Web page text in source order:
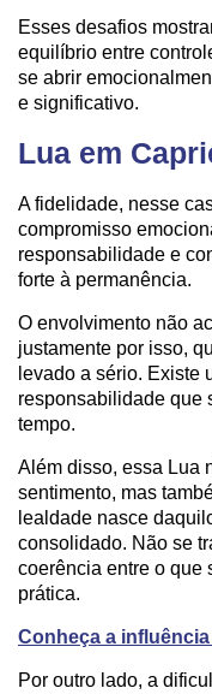
Esses desafios
equilíbrio entre
se abrir
e significativo.
Lua em
A fidelidade, nesse
compromisso
responsabilidade e
forte à permanência.
O envolvimento não
justamente por isso,
levado a sério. Existe
responsabilidade que
tempo.
Além disso, essa Lua
sentimento, mas
lealdade nasce
consolidado. Não se
coerência entre o que
prática.
Conheça a
Por outro lado, a